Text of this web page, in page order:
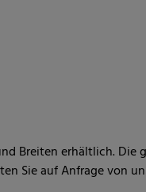
Breiten erhältlich. Die
Sie auf Anfrage von